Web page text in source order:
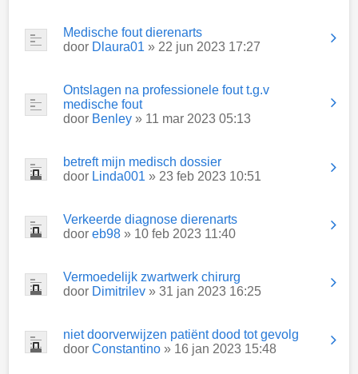
Medische fout dierenarts
door Dlaura01 » 22 jun 2023 17:27
Ontslagen na professionele fout t.g.v
medische fout
door Benley » 11 mar 2023 05:13
betreft mijn medisch dossier
door Linda001 » 23 feb 2023 10:51
Verkeerde diagnose dierenarts
door eb98 » 10 feb 2023 11:40
Vermoedelijk zwartwerk chirurg
door Dimitrilev » 31 jan 2023 16:25
niet doorverwijzen patiënt dood tot gevolg
door Constantino » 16 jan 2023 15:48